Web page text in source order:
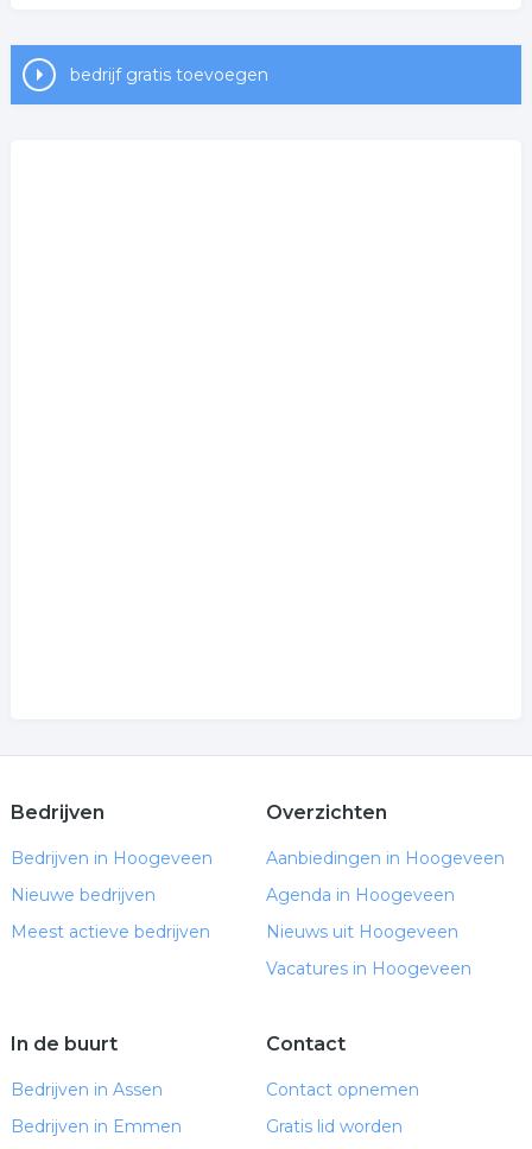
bedrijf gratis toevoegen
Bedrijven
Bedrijven in Hoogeveen
Nieuwe bedrijven
Meest actieve bedrijven
Overzichten
Aanbiedingen in Hoogeveen
Agenda in Hoogeveen
Nieuws uit Hoogeveen
Vacatures in Hoogeveen
In de buurt
Bedrijven in Assen
Bedrijven in Emmen
Contact
Contact opnemen
Gratis lid worden